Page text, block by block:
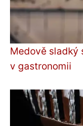
Medově sladký
v gastronomii